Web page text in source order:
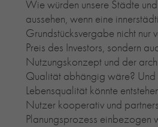
Wie würden unsere Städte
aussehen, wenn eine
Grundstücksvergabe nicht nur
Preis des Investors, sondern
Nutzungskonzept und der
Qualität abhängig wäre? Und
Lebensqualität könnte
Nutzer kooperativ und
Planungsprozess einbezogen